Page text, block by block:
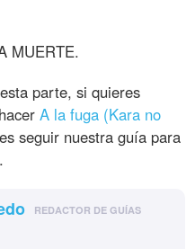
MUERTE.
parte, si quieres
A la fuga (Kara no
seguir nuestra guía para
REDACTOR DE GUÍAS